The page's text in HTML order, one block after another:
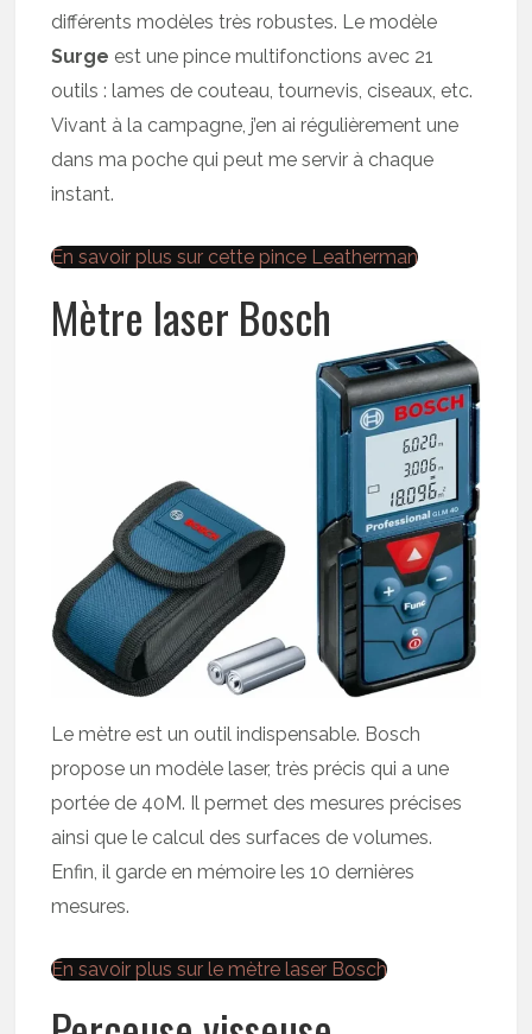
différents modèles très robustes. Le modèle
Surge est une pince multifonctions avec 21
outils : lames de couteau, tournevis, ciseaux, etc.
Vivant à la campagne, j’en ai régulièrement une
dans ma poche qui peut me servir à chaque
instant.
En savoir plus sur cette pince Leatherman
Mètre laser Bosch
Le mètre est un outil indispensable. Bosch
propose un modèle laser, très précis qui a une
portée de 40M. Il permet des mesures précises
ainsi que le calcul des surfaces de volumes.
Enfin, il garde en mémoire les 10 dernières
mesures.
En savoir plus sur le mètre laser Bosch